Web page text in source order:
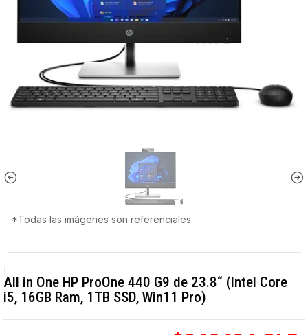
*Todas las imágenes son referenciales.
All in One HP ProOne 440 G9 de 23.8“ (Intel Core
i5, 16GB Ram, 1TB SSD, Win11 Pro)